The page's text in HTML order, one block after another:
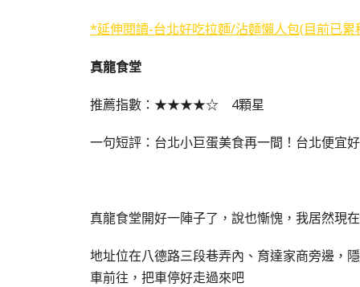
*延伸閱讀-台北好吃拉麵/沾麵懶人包(目前已累
真龍食堂
推薦指數：★★★★☆ 4顆星
一句短評：台北小巨蛋美食再一間！台北便宜
真龍食堂開好一陣子了，說也慚愧，我居然現
地址位在八德路三段巷弄內、育達家商旁邊，
車前往，把車停好走過來吧